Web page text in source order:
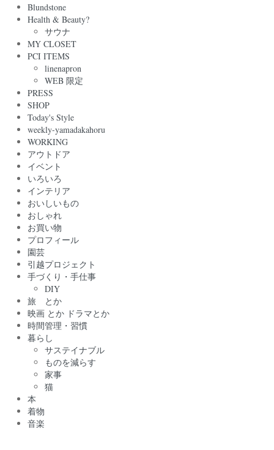
Blundstone
Health & Beauty?
サウナ
MY CLOSET
PCI ITEMS
linenapron
WEB 限定
PRESS
SHOP
Today's Style
weekly-yamadakahoru
WORKING
アウトドア
イベント
いろいろ
インテリア
おいしいもの
おしゃれ
お買い物
プロフィール
園芸
引越プロジェクト
手づくり・手仕事
DIY
旅 とか
映画 とか ドラマとか
時間管理・習慣
暮らし
サステイナブル
ものを減らす
家事
猫
本
着物
音楽